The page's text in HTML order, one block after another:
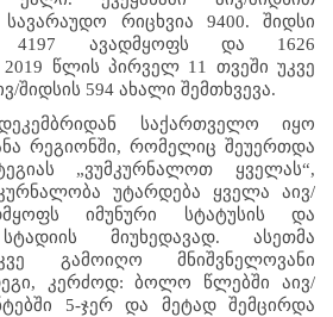
სავარაუდო რიცხვია 9400. შიდსი
4197 ავადმყოფს და 1626
წლის პირველ 11 თვეში უკვე
შიდსის 594 ახალი შემთხვევა.
საქართველო იყო
რეგიონში, რომელიც შეუერთდა
„ვუმკურნალოთ ყველას“,
უტარდება ყველა აივ/
იმუნური სტატუსის და
მიუხედავად. ასეთმა
გამოიღო მნიშვნელოვანი
კერძოდ: ბოლო წლებში აივ/
5-ჯერ და მეტად შემცირდა